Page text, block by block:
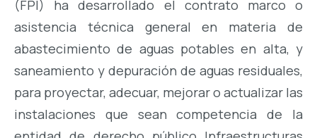
(FPI) ha desarrollado el contrato marco o
asistencia técnica general en materia de
abastecimiento de aguas potables en alta, y
saneamiento y depuración de aguas residuales,
para proyectar, adecuar, mejorar o actualizar las
instalaciones que sean competencia de la